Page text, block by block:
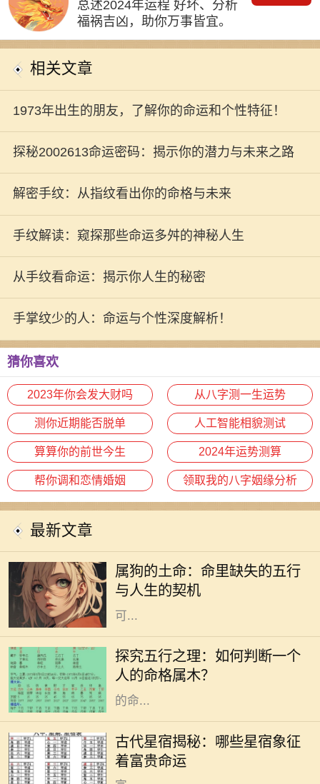
总述2024年运程 好坏、分析
福祸吉凶，助你万事皆宜。
相关文章
1973年出生的朋友，了解你的命运和个性特征！
探秘2002613命运密码：揭示你的潜力与未来之路
解密手纹：从指纹看出你的命格与未来
手纹解读：窥探那些命运多舛的神秘人生
从手纹看命运：揭示你人生的秘密
手掌纹少的人：命运与个性深度解析！
猜你喜欢
2023年你会发大财吗 从八字测一生运势
测你近期能否脱单 人工智能相貌测试
算算你的前世今生 2024年运势测算
帮你调和恋情婚姻 领取我的八字姻缘分析
最新文章
属狗的土命：命里缺失的五行
与人生的契机
而属狗的土命则是一种富暖而稳重的
存在。属狗的人忠诚、守信，代表着
信任与友善。然而，在命理中，土命
可...
探究五行之理：如何判断一个
人的命格属木？
在中国传统文化中，五行学说是一个
非常重要的哲学体系。五行分别是
金、木、水、火、土，每一种元素都
与自然界的现象紧密相连，影响着人
的命...
古代星宿揭秘：哪些星宿象征
着富贵命运
在古代的天文学中，星宿被视为影响
人命运的重要因素。星宿不仅仅是天
上的星星，更是古人用来预测人生轨
迹和命运起伏的工具。尤其是那些与